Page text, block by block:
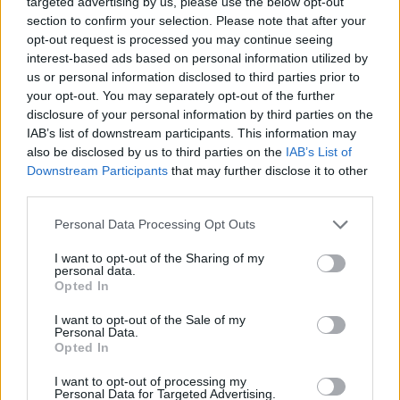
section to confirm your selection. Please note that after your
opt-out request is processed you may continue seeing
interest-based ads based on personal information utilized by
us or personal information disclosed to third parties prior to
your opt-out. You may separately opt-out of the further
disclosure of your personal information by third parties on the
IAB’s list of downstream participants. This information may
also be disclosed by us to third parties on the IAB’s List of
Downstream Participants that may further disclose it to other
Please note that this website/app uses one or more Google
not limited to your visit or usage behaviour. You may click to
grant or deny consent to Google and its third-party tags to
use your data for below specified purposes in below Google
consent section.
Personal Data Processing Opt Outs
I want to opt-out of the Sharing of my
personal data.
Opted In
I want to opt-out of the Sale of my
Personal Data.
Opted In
I want to opt-out of processing my
Personal Data for Targeted Advertising.
el enigmáticoBayon, dentro de la ciudad
amurallada deAngkor Thom, yTa Prohm,
también conocido como el templo « Tomb
Raider«.
2. Tribus de la colina en el norte de
Tailandia
tribus de las colinas que emigraron desde la
vecinaChina, elTíbetyMyanmar
a las tierras
altas rurales del norte de
vida tradicional como agricultores en las
montañas fascina a muchos viajeros de la región,
hay paquetes de trekking de tribus de las colinas
de entre 3 y 5 días, que comienzan en
Chiang Mai